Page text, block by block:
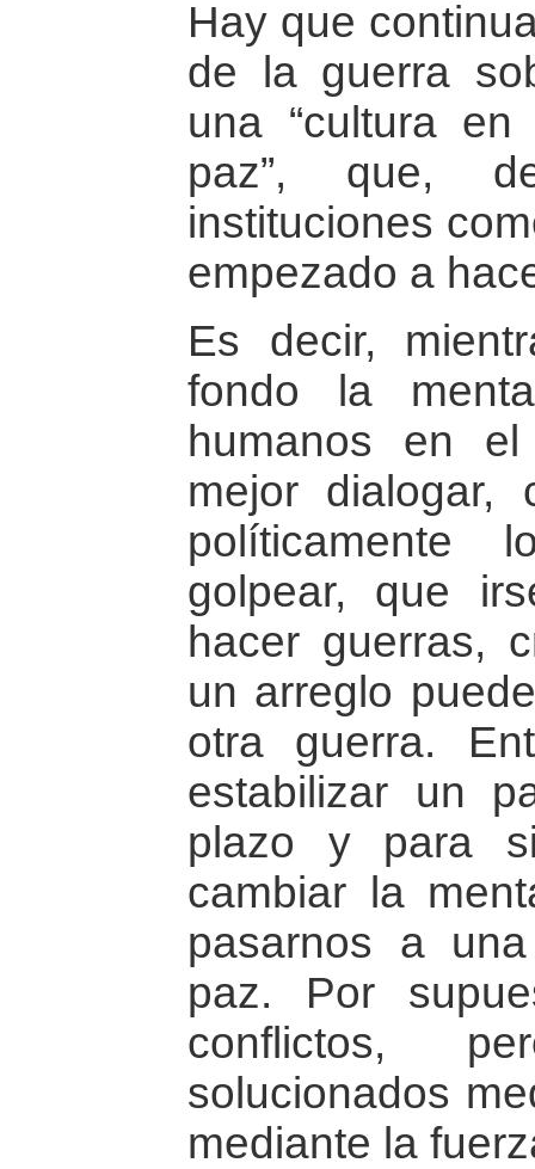
Hay que
de la guerra
una “cultura
paz”, que,
instituciones
empezado a
Es decir,
fondo la
humanos en
mejor dialogar,
políticamente
golpear, que
hacer guerras,
un arreglo
otra guerra.
estabilizar un
plazo y para
cambiar la
pasarnos a
paz. Por
conflictos,
solucionados
mediante la